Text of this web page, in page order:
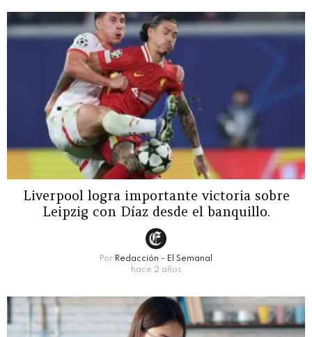
Liverpool logra importante victoria sobre
Leipzig con Díaz desde el banquillo.
Por Redacción - El Semanal
hace 2 años